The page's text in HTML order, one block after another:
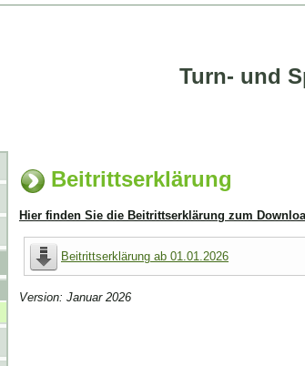
Turn- und
Beitrittserklärung
Hier finden Sie die Beitrittserklärung zum
Beitrittserklärung ab 01.01.2026
Version: Januar 2026